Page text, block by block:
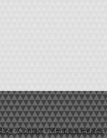
·Contact·Mentions légales·